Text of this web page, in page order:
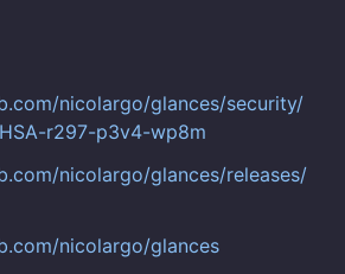
nicolargo/glances/security/
r297-p3v4-wp8m
nicolargo/glances/releases/
nicolargo/glances